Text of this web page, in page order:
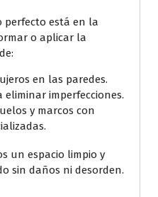
perfecto está en la
o aplicar la
en las paredes.
eliminar imperfecciones.
y marcos con
un espacio limpio y
sin daños ni desorden.